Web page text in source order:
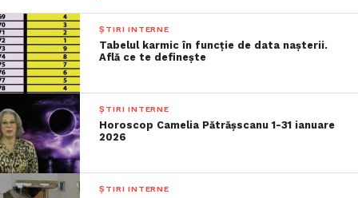
ȘTIRI INTERNE
Tabelul karmic în funcție de data nașterii.
Află ce te definește
ȘTIRI INTERNE
Horoscop Camelia Pătrășscanu 1-31 ianuare
2026
ȘTIRI INTERNE